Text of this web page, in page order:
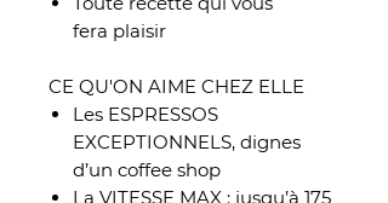
fera plaisir
CE QU'ON AIME CHEZ ELLE
Les ESPRESSOS
EXCEPTIONNELS, dignes
d’un coffee shop
La VITESSE MAX : jusqu’à 175